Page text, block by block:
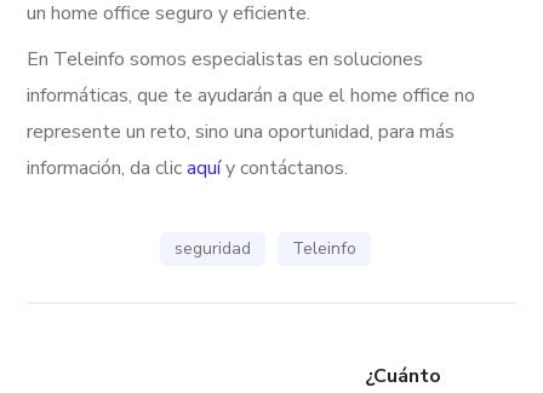
un home office seguro y eficiente.
En Teleinfo somos especialistas en soluciones
informáticas, que te ayudarán a que el home office no
represente un reto, sino una oportunidad, para más
información, da clicaquíy contáctanos.
seguridad Teleinfo
¿Cuánto